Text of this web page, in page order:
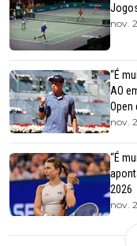
nov.
“É
AO
Open
nov.
“É
2026
nov.